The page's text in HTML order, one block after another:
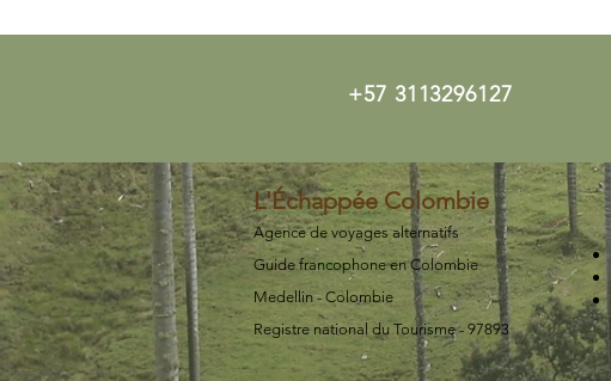
+57 3113296127
L'Échappée Colombie
Agence de voyages alternatifs
Guide francophone en Colombie
Medellin - Colombie
Registre national du Tourisme - 97893